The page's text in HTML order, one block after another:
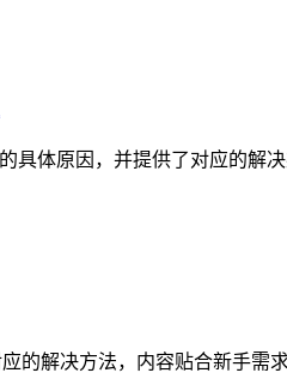
体原因，并提供了对应的解
的解决方法，内容贴合新手需